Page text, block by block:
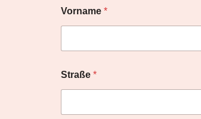
Vorname *
Straße *